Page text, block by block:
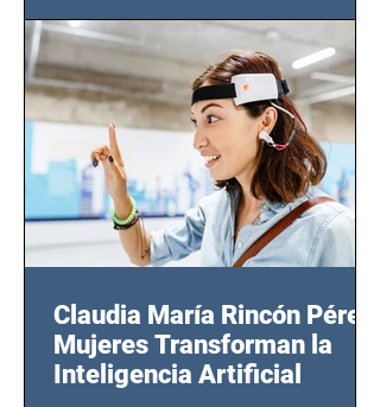
CDMX), todos los miércoles a partir del
14 de agosto al 25 de septiembre, a las
20:00 horas.
Claudia María Rincón Pérez:
Mujeres Transforman la
Inteligencia Artificial